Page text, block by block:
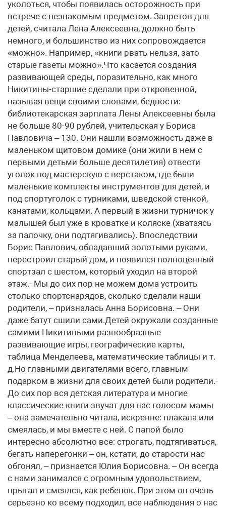
уколоться, чтобы появилась осторожность при
встрече с незнакомым предметом. Запретов для
детей, считала Лена Алексеевна, должно быть
немного, и большинство из них сопровождается
«можно». Например, «книги рвать нельзя, зато
старые газеты можно».Что касается создания
развивающей среды, поразительно, как много
Никитины-старшие сделали при откровенной,
называя вещи своими словами, бедности:
библиотекарская зарплата Лены Алексеевны была
не больше 80-90 рублей, учительская у Бориса
Павловича – 130. Они нашли возможность даже в
маленьком щитовом домике (они жили в нем с
первыми детьми больше десятилетия) отвести
уголок под мастерскую с верстаком, где были
маленькие комплекты инструментов для детей, и
под спортуголок с турниками, шведской стенкой,
канатами, кольцами. А первый в жизни турничок у
малышей был уже в кроватке и коляске (хватаясь
за палочку, они подтягивались). Впоследствии
Борис Павлович, обладавший золотыми руками,
перестроил старый дом, и появился полноценный
спортзал с шестом, который уходил на второй
этаж.- Мы до сих пор не можем дома устроить
столько спортснарядов, сколько сделали наши
родители, – призналась Анна Борисовна. – Они
даже батут сшили сами.Детей окружали созданные
самими Никитиными разнообразные
развивающие игры, географические карты,
таблица Менделеева, математические таблицы и т.
д.Но главными двигателями всего, главным
подарком в жизни для своих детей были родители.-
До сих пор вся детская литература и многие
классические книги звучат для нас голосом мамы
– она замечательно читала, искренне: плакала или
смеялась, и мы вместе с ней. С папой было
интересно абсолютно все: строгать, подтягиваться,
бегать наперегонки – он, кстати, до старости нас
обгонял, – признается Юлия Борисовна. – Он всегда
с нами занимался с огромным удовольствием,
прыгал и смеялся, как ребенок. При этом он очень
серьезно ко всему подходил, все наблюдения о нас